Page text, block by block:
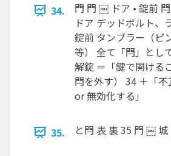
34.
門 門 ￼ ドア • 錠前
ドア デッドボルト、
錠前 タンブラー（ピ
等） 全て「閂」とし
解錠 ＝「鍵で開ける
閂を外す） 34 ＋「
or 無効化する」
35. と閂 表 裏 35 門 ￼ 城